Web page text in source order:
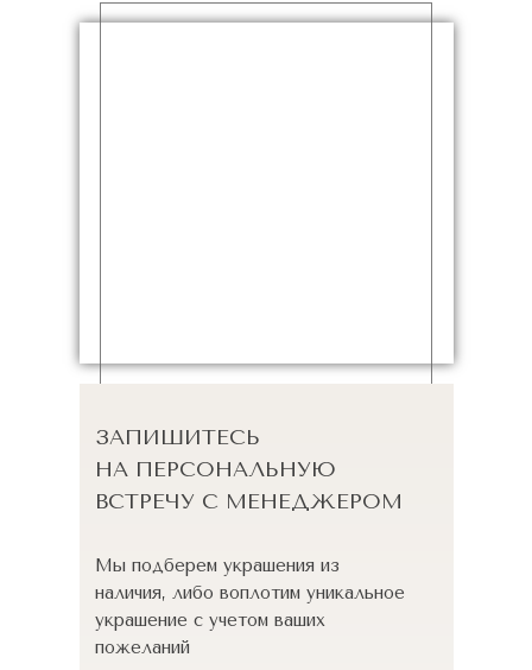
ЗАПИШИТЕСЬ
НА ПЕРСОНАЛЬНУЮ
ВСТРЕЧУ С МЕНЕДЖЕРОМ
Мы подберем украшения из
наличия, либо воплотим уникальное
украшение с учетом ваших
пожеланий